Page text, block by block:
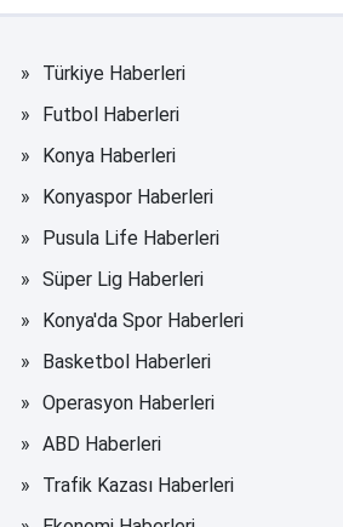
Türkiye Haberleri
Futbol Haberleri
Konya Haberleri
Konyaspor Haberleri
Pusula Life Haberleri
Süper Lig Haberleri
Konya'da Spor Haberleri
Basketbol Haberleri
Operasyon Haberleri
ABD Haberleri
Trafik Kazası Haberleri